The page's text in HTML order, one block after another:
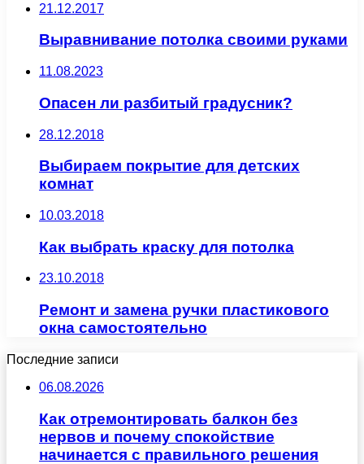
21.12.2017
Выравнивание потолка своими руками
11.08.2023
Опасен ли разбитый градусник?
28.12.2018
Выбираем покрытие для детских
комнат
10.03.2018
Как выбрать краску для потолка
23.10.2018
Ремонт и замена ручки пластикового
окна самостоятельно
Последние записи
06.08.2026
Как отремонтировать балкон без
нервов и почему спокойствие
начинается с правильного решения